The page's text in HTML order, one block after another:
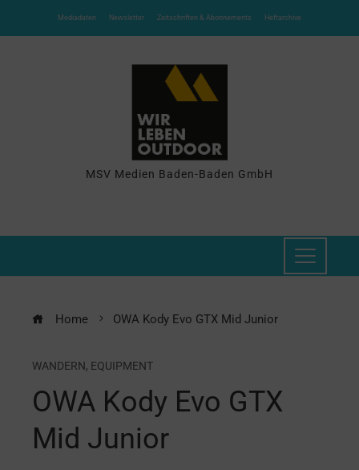
Mediadaten Newsletter Zeitschriften & Abonnements Heftarchive
MSV Medien Baden-Baden GmbH
Home OWA Kody Evo GTX Mid Junior
WANDERN, EQUIPMENT
OWA Kody Evo GTX
Mid Junior